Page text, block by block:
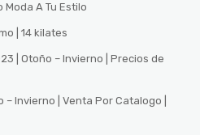
A Tu Estilo
| 14 kilates
| Otoño – Invierno | Precios de
Invierno | Venta Por Catalogo |